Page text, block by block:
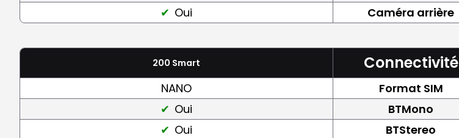
Oui
Caméra arrière
200 Smart Connectivité
NANO Format SIM
Oui
BTMono
Oui
BTStereo